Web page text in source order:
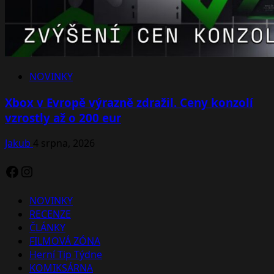
NOVINKY
Xbox v Evropě výrazně zdražil. Ceny konzolí
vzrostly až o 200 eur
Jakub 4 srpna, 2026
Facebook
Instagram
NOVINKY
RECENZE
ČLÁNKY
FILMOVÁ ZÓNA
Herní Tip Týdne
KOMIKSÁRNA